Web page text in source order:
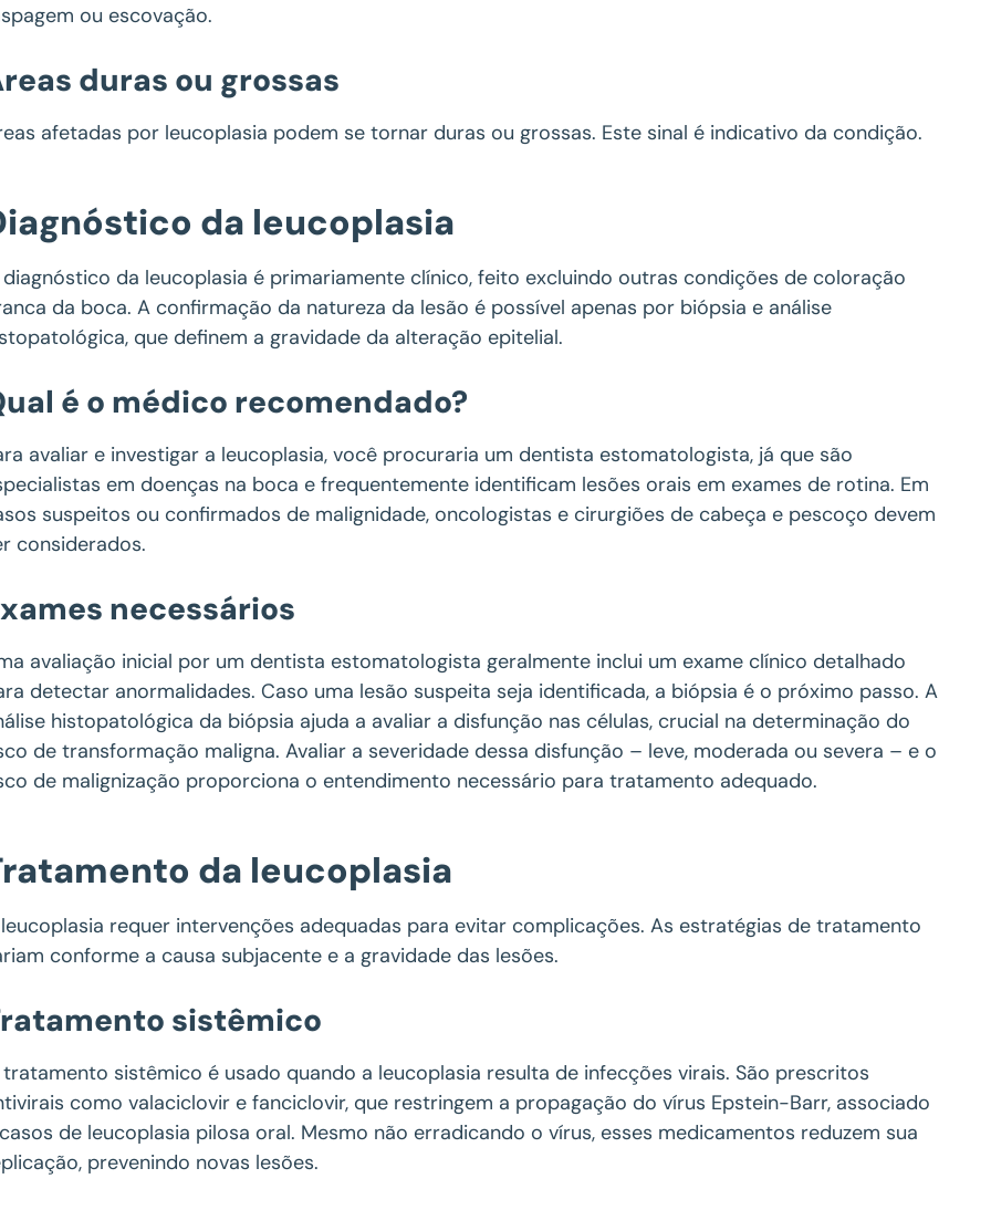
ou escovação.
duras ou grossas
afetadas por leucoplasia podem se tornar duras ou grossas. Este sinal é indicativo da condição.
da leucoplasia
diagnóstico da leucoplasia é primariamente clínico, feito excluindo outras condições de coloração
da boca. A confirmação da natureza da lesão é possível apenas por biópsia e análise
que definem a gravidade da alteração epitelial.
é o médico recomendado?
avaliar e investigar a leucoplasia, você procuraria um dentista estomatologista, já que são
em doenças na boca e frequentemente identificam lesões orais em exames de rotina. Em
suspeitos ou confirmados de malignidade, oncologistas e cirurgiões de cabeça e pescoço devem
considerados.
necessários
avaliação inicial por um dentista estomatologista geralmente inclui um exame clínico detalhado
detectar anormalidades. Caso uma lesão suspeita seja identificada, a biópsia é o próximo passo. A
histopatológica da biópsia ajuda a avaliar a disfunção nas células, crucial na determinação do
de transformação maligna. Avaliar a severidade dessa disfunção – leve, moderada ou severa – e o
de malignização proporciona o entendimento necessário para tratamento adequado.
da leucoplasia
requer intervenções adequadas para evitar complicações. As estratégias de tratamento
conforme a causa subjacente e a gravidade das lesões.
sistêmico
tratamento sistêmico é usado quando a leucoplasia resulta de infecções virais. São prescritos
como valaciclovir e fanciclovir, que restringem a propagação do vírus Epstein-Barr, associado
de leucoplasia pilosa oral. Mesmo não erradicando o vírus, esses medicamentos reduzem sua
prevenindo novas lesões.